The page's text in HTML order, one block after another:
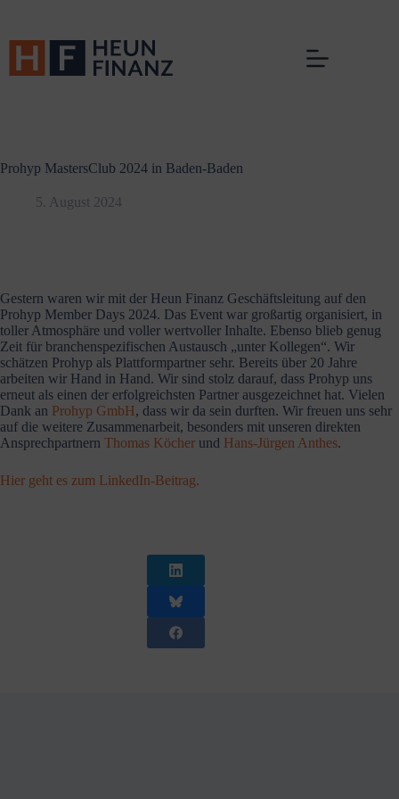
springen
Prohyp MastersClub 2024 in Baden-Baden
5. August 2024
Gestern waren wir mit der Heun Finanz Geschäfts­leitung auf den
Prohyp Member Days 2024. Das Event war großartig organi­siert, in
toller Atmosphäre und voller wertvoller Inhalte. Ebenso blieb genug
Zeit für branchen­spe­zi­fi­schen Austausch „unter Kollegen“. Wir
schätzen Prohyp als Platt­form­partner sehr. Bereits über 20 Jahre
arbeiten wir Hand in Hand. Wir sind stolz darauf, dass Prohyp uns
erneut als einen der erfolg­reichsten Partner ausge­zeichnet hat. Vielen
Dank an Prohyp GmbH, dass wir da sein durften. Wir freuen uns sehr
auf die weitere Zusam­men­arbeit, besonders mit unseren direkten
Ansprech­partnern Thomas Köcher und Hans-Jürgen Anthes.
Hier geht es zum LinkedIn-Beitrag.